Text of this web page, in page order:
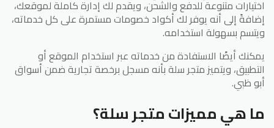
اختيارات متنوعة للدفع والشحن، ويقدم لك إدارة كاملة لموقعك،
إضافةً إلى أنه يوفر لك أكواد خصومات مستمرة على كل خدماته،
ويتسم بسهولة استخدامه.
يمكنك أيضًا الاستفادة من خدماته عبر استخدام الموقع أو
التطبيق، ويتميز متجر سلة بأنه مسجل برخصة تجارية ضمن أسواق
أبو ظبي.
ما هي مميزات متجر سلة؟